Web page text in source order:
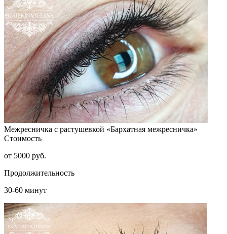
Межресничка с растушевкой «Бархатная межресничка»
Стоимость
от 5000 руб.
Продолжительность
30-60 минут